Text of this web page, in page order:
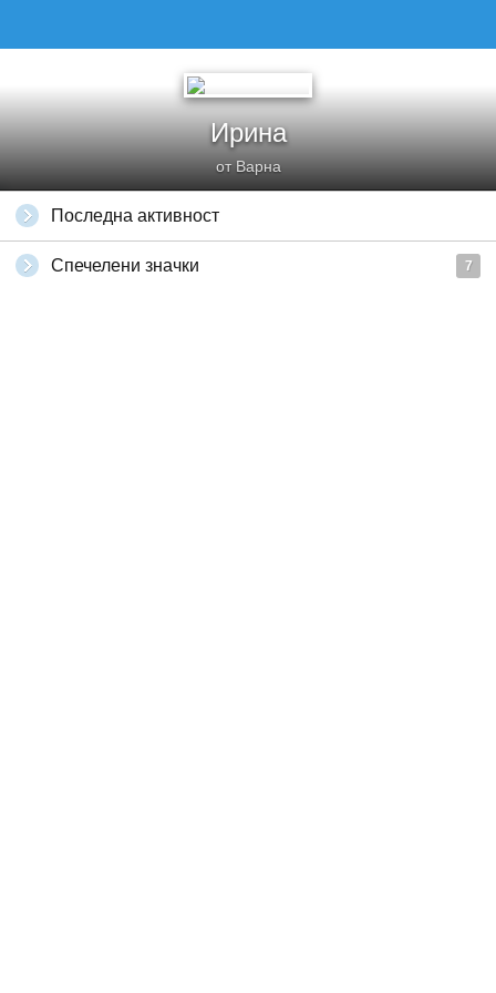
Ирина
от Варна
Последна активност
Спечелени значки 7